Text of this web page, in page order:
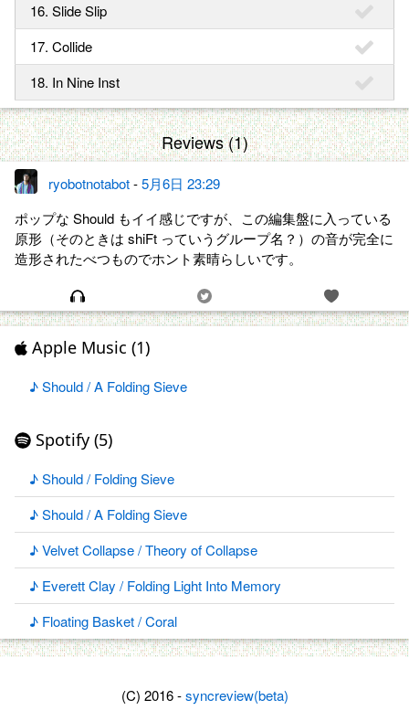
16. Slide Slip
17. Collide
18. In Nine Inst
Reviews (1)
ryobotnotabot-5月6日 23:29
ポップな Should もイイ感じですが、この編集盤に入っている
原形（そのときは shiFt っていうグループ名？）の音が完全に
造形されたべつものでホント素晴らしいです。
Apple Music (1)
♪ Should / A Folding Sieve
Spotify (5)
♪ Should / Folding Sieve
♪ Should / A Folding Sieve
♪ Velvet Collapse / Theory of Collapse
♪ Everett Clay / Folding Light Into Memory
♪ Floating Basket / Coral
(C) 2016 -syncreview(beta)